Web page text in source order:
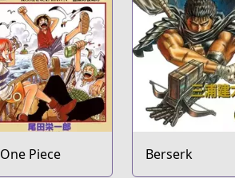
One Piece Berserk